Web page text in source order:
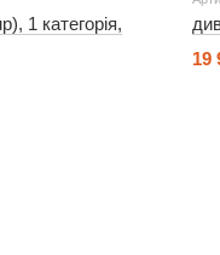
1 категорія,
19